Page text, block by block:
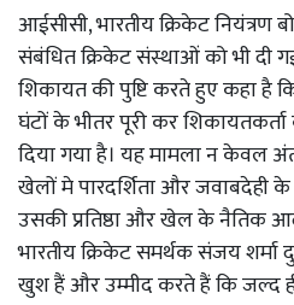
आईसीसी, भारतीय क्रिकेट नियंत्रण
संबंधित क्रिकेट संस्थाओं को भी दी
शिकायत की पुष्टि करते हुए कहा है
घंटों के भीतर पूरी कर
दिया गया है। यह मामला न केवल
खेलों मे पारदर्शिता और जवाबदेही के
उसकी प्रतिष्ठा और खेल के नैतिक
भारतीय क्रिकेट समर्थक संजय शर्मा
खुश हैं और उम्मीद करते हैं कि जल्द ही